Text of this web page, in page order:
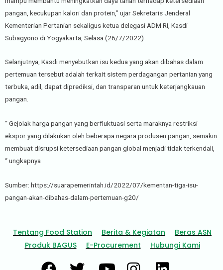
pangan, kecukupan kalori dan protein,” ujar Sekretaris Jenderal
Kementerian Pertanian sekaligus ketua delegasi ADM RI, Kasdi
Subagyono di Yogyakarta, Selasa (26/7/2022)
Selanjutnya, Kasdi menyebutkan isu kedua yang akan dibahas dalam
pertemuan tersebut adalah terkait sistem perdagangan pertanian yang
terbuka, adil, dapat diprediksi, dan transparan untuk keterjangkauan
pangan.
“ Gejolak harga pangan yang berfluktuasi serta maraknya restriksi
ekspor yang dilakukan oleh beberapa negara produsen pangan, semakin
membuat disrupsi ketersediaan pangan global menjadi tidak terkendali,
“ ungkapnya
Sumber: https://suarapemerintah.id/2022/07/kementan-tiga-isu-
pangan-akan-dibahas-dalam-pertemuan-g20/
Tentang Food Station Berita & Kegiatan
Beras ASN
Produk BAGUS
E-Procurement Hubungi Kami